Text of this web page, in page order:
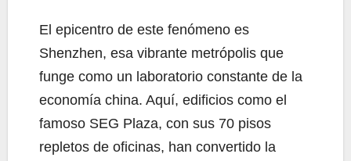
El epicentro de este fenómeno es
Shenzhen, esa vibrante metrópolis que
funge como un laboratorio constante de la
economía china. Aquí, edificios como el
famoso SEG Plaza, con sus 70 pisos
repletos de oficinas, han convertido la